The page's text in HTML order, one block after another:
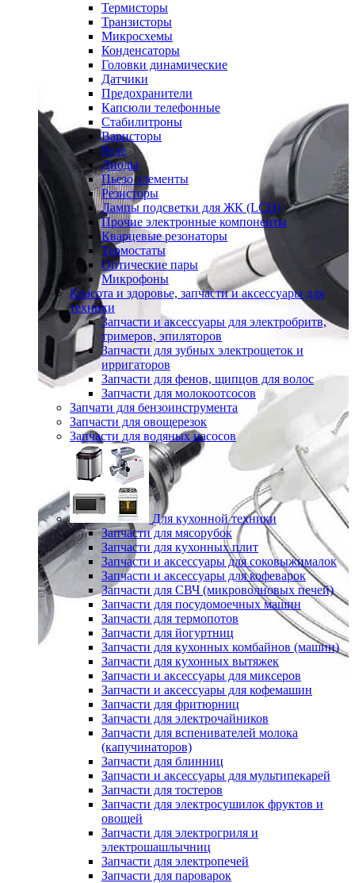
Термисторы
Транзисторы
Микросхемы
Конденсаторы
Головки динамические
Датчики
Предохранители
Капсюли телефонные
Стабилитроны
Варисторы
Реле
Диоды
Пьезо элементы
Резисторы
Лампы подсветки для ЖК (LCD)
Прочие электронные компоненты
Кварцевые резонаторы
Термостаты
Оптические пары
Микрофоны
Красота и здоровье, запчасти и аксессуары для
техники
Запчасти и аксессуары для электробритв,
тримеров, эпиляторов
Запчасти для зубных электрощеток и
ирригаторов
Запчасти для фенов, щипцов для волос
Запчасти для молокоотсосов
Запчати для бензоинструмента
Запчасти для овощерезок
Запчасти для водяных насосов
Для кухонной техники
Запчасти для мясорубок
Запчасти для кухонных плит
Запчасти и аксессуары для соковыжималок
Запчасти и аксессуары для кофеварок
Запчасти для СВЧ (микроволновых печей)
Запчасти для посудомоечных машин
Запчасти для термопотов
Запчасти для йогуртниц
Запчасти для кухонных комбайнов (машин)
Запчасти для кухонных вытяжек
Запчасти и аксессуары для миксеров
Запчасти и аксессуары для кофемашин
Запчасти для фритюрниц
Запчасти для электрочайников
Запчасти для вспенивателей молока
(капучинаторов)
Запчасти для блинниц
Запчасти и аксессуары для мультипекарей
Запчасти для тостеров
Запчасти для электросушилок фруктов и
овощей
Запчасти для электрогриля и
электрошашлычниц
Запчасти для электропечей
Запчасти для пароварок